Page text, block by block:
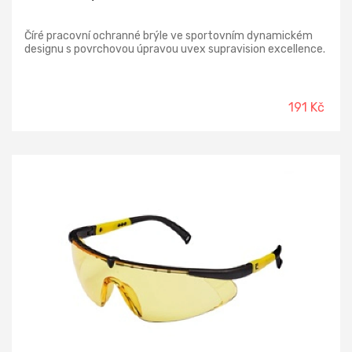
Číré pracovní ochranné brýle ve sportovním dynamickém
designu s povrchovou úpravou uvex supravision excellence.
191 Kč